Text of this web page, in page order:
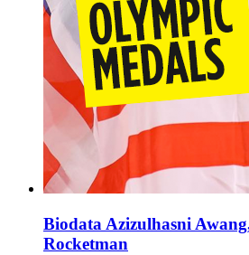
Biodata Azizulhasni
Rocketman